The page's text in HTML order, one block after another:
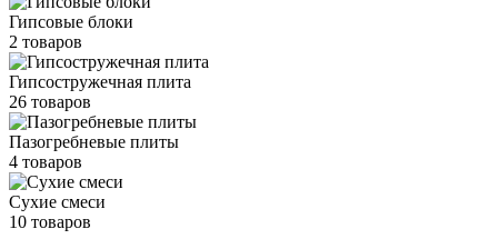
Гипсовые блоки
2 товаров
Гипсостружечная плита
26 товаров
Пазогребневые плиты
4 товаров
Сухие смеси
10 товаров